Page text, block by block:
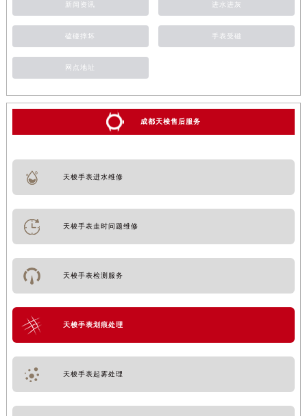
新闻资讯 进水进灰
磕碰摔坏 手表受磁
网点地址
成都天梭售后服务
天梭手表进水维修
天梭手表走时问题维修
天梭手表检测服务
天梭手表划痕处理
天梭手表起雾处理